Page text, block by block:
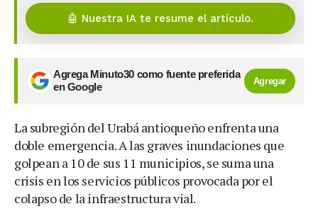
🤖 Nuestra IA te resume el artículo.
Agrega Minuto30 como fuente preferida
en Google
Agregar
La subregión del Urabá antioqueño enfrenta una
doble emergencia. A las graves inundaciones que
golpean a 10 de sus 11 municipios, se suma una
crisis en los servicios públicos provocada por el
colapso de la infraestructura vial.